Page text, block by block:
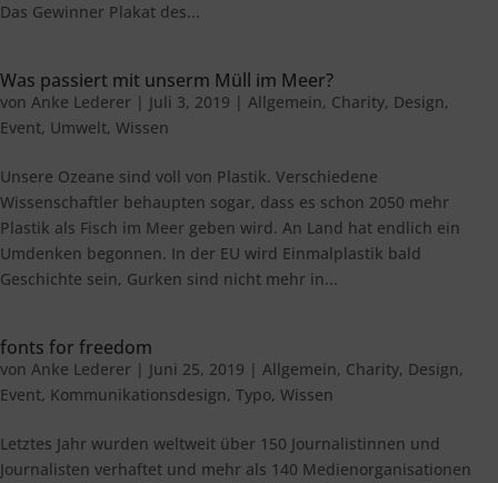
Das Gewinner Plakat des...
Was passiert mit unserm Müll im Meer?
von Anke Lederer | Juli 3, 2019 | Allgemein, Charity, Design,
Event, Umwelt, Wissen
Unsere Ozeane sind voll von Plastik. Verschiedene
Wissenschaftler behaupten sogar, dass es schon 2050 mehr
Plastik als Fisch im Meer geben wird. An Land hat endlich ein
Umdenken begonnen. In der EU wird Einmalplastik bald
Geschichte sein, Gurken sind nicht mehr in...
fonts for freedom
von Anke Lederer | Juni 25, 2019 | Allgemein, Charity, Design,
Event, Kommunikationsdesign, Typo, Wissen
Letztes Jahr wurden weltweit über 150 Journalistinnen und
Journalisten verhaftet und mehr als 140 Medienorganisationen